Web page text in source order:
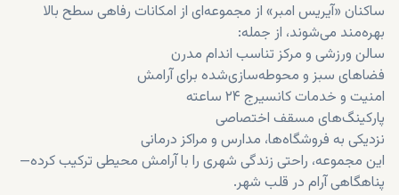
ساکنان «آیریس امبر» از مجموعه‌ای از امکانات رفاهی سطح بالا
بهره‌مند می‌شوند، از جمله:
سالن ورزشی و مرکز تناسب اندام مدرن
فضاهای سبز و محوطه‌سازی‌شده برای آرامش
امنیت و خدمات کانسیرج ۲۴ ساعته
پارکینگ‌های مسقف اختصاصی
نزدیکی به فروشگاه‌ها، مدارس و مراکز درمانی
این مجموعه، راحتی زندگی شهری را با آرامش محیطی ترکیب کرده—
پناهگاهی آرام در قلب شهر.